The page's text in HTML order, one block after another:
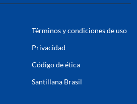
Términos y condiciones de uso
Privacidad
Código de ética
Santillana Brasil